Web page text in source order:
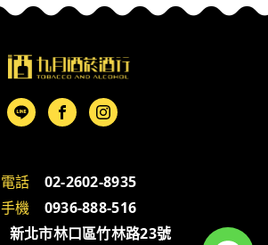
電話
02-2602-8935
手機
0936-888-516
新北市林口區竹林路23號